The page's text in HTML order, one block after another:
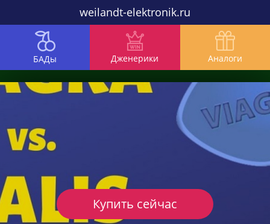
weilandt-elektronik.ru
БАДы Дженерики Аналоги
Купить сейчас